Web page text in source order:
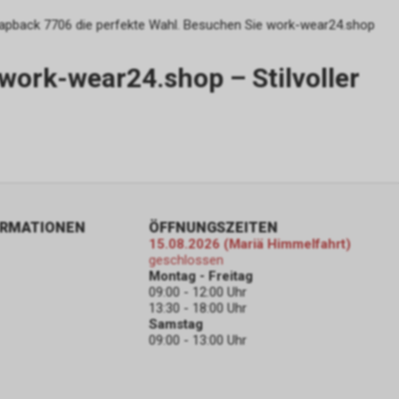
7706 die perfekte Wahl. Besuchen Sie work-wear24.shop
wear24.shop – Stilvoller
ÖFFNUNGSZEITEN
15.08.2026 (Mariä Himmelfahrt)
geschlossen
Montag - Freitag
09:00 - 12:00 Uhr
13:30 - 18:00 Uhr
Samstag
09:00 - 13:00 Uhr
über eine
AdWords
einen
4, Irland,
Art. 6